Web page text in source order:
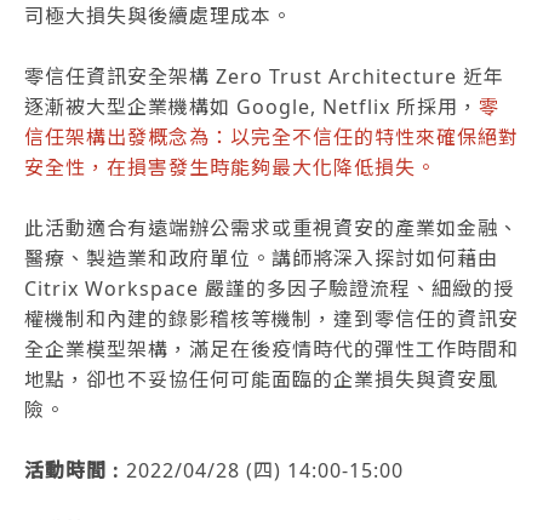
司極大損失與後續處理成本。
零信任資訊安全架構 Zero Trust Architecture 近年
逐漸被大型企業機構如 Google, Netflix 所採用， 零
信任架構出發概念為：以完全不信任的特性來確保絕對
安全性，在損害發生時能夠最大化降低損失。
此活動適合有遠端辦公需求或重視資安的產業如金融、
醫療、製造業和政府單位。講師將深入探討如何藉由
Citrix Workspace 嚴謹的多因子驗證流程、細緻的授
權機制和內建的錄影稽核等機制，達到零信任的資訊安
全企業模型架構，滿足在後疫情時代的彈性工作時間和
地點，卻也不妥協任何可能面臨的企業損失與資安風
險。
活動時間 : 2022/04/28 (四) 14:00-15:00